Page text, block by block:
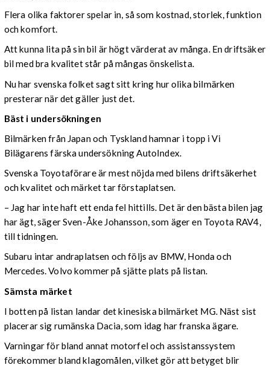
Flera olika faktorer spelar in, så som kostnad, storlek, funktion
och komfort.
Att kunna lita på sin bil är högt värderat av många. En driftsäker
bil med bra kvalitet står på mångas önskelista.
Nu har svenska folket sagt sitt kring hur olika bilmärken
presterar när det gäller just det.
Bäst i undersökningen
Bilmärken från Japan och Tyskland hamnar i topp i Vi
Bilägarens färska undersökning AutoIndex.
Svenska Toyotaförare är mest nöjda med bilens driftsäkerhet
och kvalitet och märket tar förstaplatsen.
– Jag har inte haft ett enda fel hittills. Det är den bästa bilen jag
har ägt, säger Sven-Åke Johansson, som äger en Toyota RAV4,
till tidningen.
Subaru intar andraplatsen och följs av BMW, Honda och
Mercedes. Volvo kommer på sjätte plats på listan.
Sämsta märket
I botten på listan landar det kinesiska bilmärket MG. Näst sist
placerar sig rumänska Dacia, som idag har franska ägare.
Varningar för bland annat motorfel och assistanssystem
förekommer bland klagomålen, vilket gör att betyget blir